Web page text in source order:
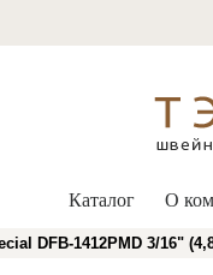
Каталог О
DFB-1412PMD 3/16"